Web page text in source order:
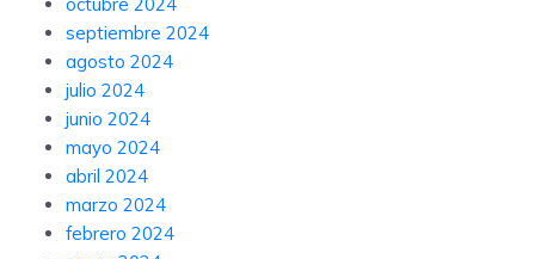
octubre 2024
septiembre 2024
agosto 2024
julio 2024
junio 2024
mayo 2024
abril 2024
marzo 2024
febrero 2024